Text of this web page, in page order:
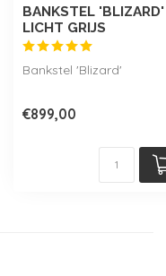
BANKSTEL 'BLIZARD'
LICHT GRIJS
Bankstel 'Blizard'
€899,00